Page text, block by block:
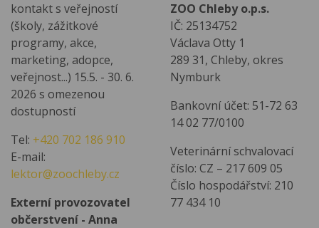
kontakt s veřejností
(školy, zážitkové
programy, akce,
marketing, adopce,
veřejnost...) 15.5. - 30. 6.
2026 s omezenou
dostupností
Tel: +420 702 186 910
E-mail:
lektor@zoochleby.cz
Externí provozovatel
občerstvení - Anna
ZOO Chleby o.p.s.
IČ: 25134752
Václava Otty 1
289 31, Chleby, okres
Nymburk
Bankovní účet: 51-72 63
14 02 77/0100
Veterinární schvalovací
číslo: CZ – 217 609 05
Číslo hospodářství: 210
77 434 10